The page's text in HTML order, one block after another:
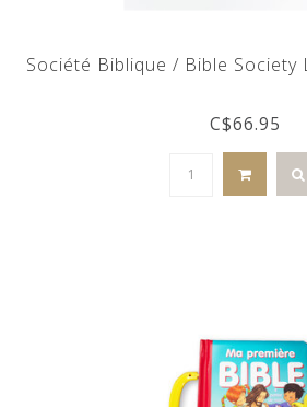
Société Biblique / Bible Society
C$66.95